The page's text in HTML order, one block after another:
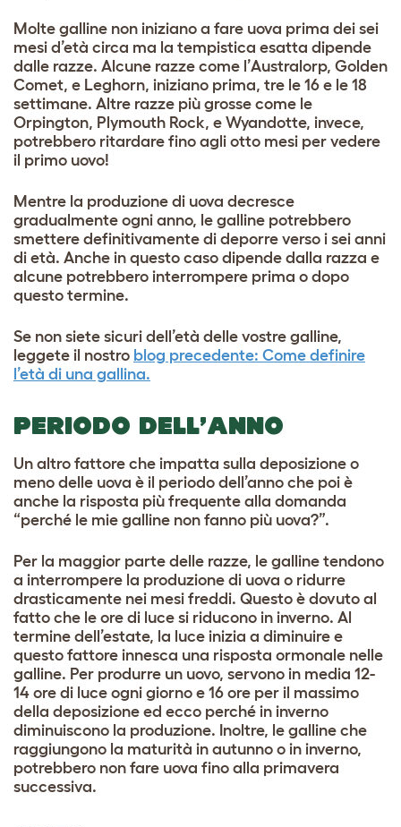
Molte galline non iniziano a fare uova prima dei sei
mesi d’età circa ma la tempistica esatta dipende
dalle razze. Alcune razze come l’Australorp, Golden
Comet, e Leghorn, iniziano prima, tre le 16 e le 18
settimane. Altre razze più grosse come le
Orpington, Plymouth Rock, e Wyandotte, invece,
potrebbero ritardare fino agli otto mesi per vedere
il primo uovo!
Mentre la produzione di uova decresce
gradualmente ogni anno, le galline potrebbero
smettere definitivamente di deporre verso i sei anni
di età. Anche in questo caso dipende dalla razza e
alcune potrebbero interrompere prima o dopo
questo termine.
Se non siete sicuri dell’età delle vostre galline,
leggete il nostro blog precedente: Come definire
l’età di una gallina.
PERIODO DELL’ANNO
Un altro fattore che impatta sulla deposizione o
meno delle uova è il periodo dell’anno che poi è
anche la risposta più frequente alla domanda
“perché le mie galline non fanno più uova?”.
Per la maggior parte delle razze, le galline tendono
a interrompere la produzione di uova o ridurre
drasticamente nei mesi freddi. Questo è dovuto al
fatto che le ore di luce si riducono in inverno. Al
termine dell’estate, la luce inizia a diminuire e
questo fattore innesca una risposta ormonale nelle
galline. Per produrre un uovo, servono in media 12-
14 ore di luce ogni giorno e 16 ore per il massimo
della deposizione ed ecco perché in inverno
diminuiscono la produzione. Inoltre, le galline che
raggiungono la maturità in autunno o in inverno,
potrebbero non fare uova fino alla primavera
successiva.